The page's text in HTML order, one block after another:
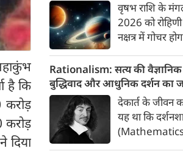
है कि
करोड़
करोड़
दिया
वृषभ राशि के
2026 को रोहिणी
नक्षत्र में गोचर
परिवर्तन के चलते
को 12 अगस्त तक
सावधान। चलिए
राशि 3 राशियों
सावधान।
Rationalism: सत्य की
बुद्धिवाद और आधुनिक दर्शन का
देकार्त के जीवन
यह था कि